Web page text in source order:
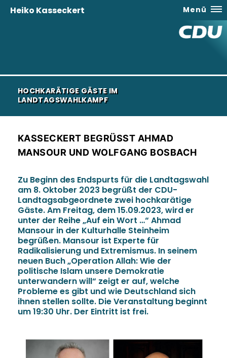
Heiko Kasseckert Menü
HOCHKARÄTIGE GÄSTE IM
LANDTAGSWAHLKAMPF
KASSECKERT BEGRÜSST AHMAD M
ANSOUR UND WOLFGANG BOSBACH
Zu Beginn des Endspurts für die Landtagswahl
am 8. Oktober 2023 begrüßt der CDU-
Landtagsabgeordnete zwei hochkarätige
Gäste. Am Freitag, dem 15.09.2023, wird er
unter der Reihe „Auf ein Wort …“ Ahmad
Mansour in der Kulturhalle Steinheim
begrüßen. Mansour ist Experte für
Radikalisierung und Extremismus. In seinem
neuen Buch „Operation Allah: Wie der
politische Islam unsere Demokratie
unterwandern will“ zeigt er auf, welche
Probleme es gibt und wie Deutschland sich
ihnen stellen sollte. Die Veranstaltung beginnt
um 19:30 Uhr. Der Eintritt ist frei.